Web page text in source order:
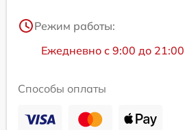
Режим работы:
Ежедневно с 9:00 до 21:00
Способы оплаты